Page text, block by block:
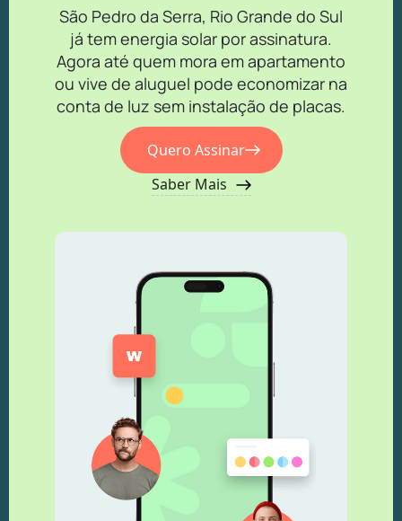
São Pedro da Serra, Rio Grande do Sul
já tem energia solar por assinatura.
Agora até quem mora em apartamento
ou vive de aluguel pode economizar na
conta de luz sem instalação de placas.
Quero Assinar
Saber Mais